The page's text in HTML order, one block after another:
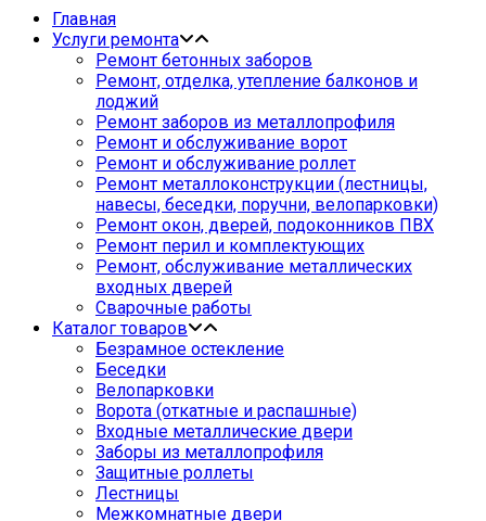
Главная
Услуги ремонта
Ремонт бетонных заборов
Ремонт, отделка, утепление балконов и
лоджий
Ремонт заборов из металлопрофиля
Ремонт и обслуживание ворот
Ремонт и обслуживание роллет
Ремонт металлоконструкции (лестницы,
навесы, беседки, поручни, велопарковки)
Ремонт окон, дверей, подоконников ПВХ
Ремонт перил и комплектующих
Ремонт, обслуживание металлических
входных дверей
Сварочные работы
Каталог товаров
Безрамное остекление
Беседки
Велопарковки
Ворота (откатные и распашные)
Входные металлические двери
Заборы из металлопрофиля
Защитные роллеты
Лестницы
Межкомнатные двери